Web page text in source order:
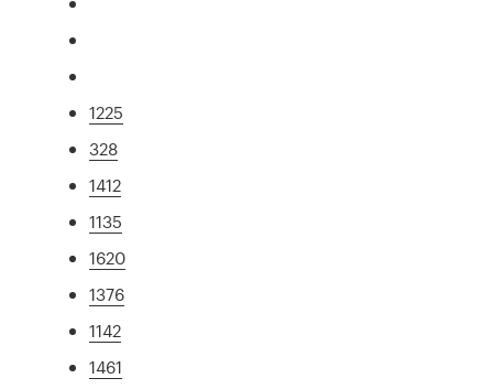
1225
328
1412
1135
1620
1376
1142
1461